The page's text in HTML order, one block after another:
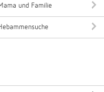
und Familie